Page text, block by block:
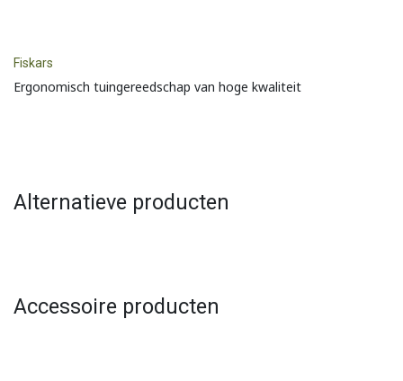
Fiskars
Ergonomisch tuingereedschap van hoge kwaliteit
Alternatieve producten
Accessoire producten